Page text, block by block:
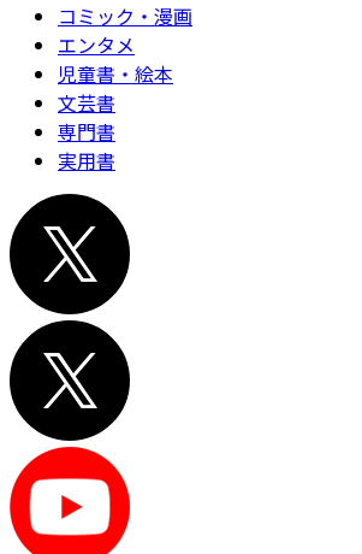
コミック・漫画
エンタメ
児童書・絵本
文芸書
専門書
実用書